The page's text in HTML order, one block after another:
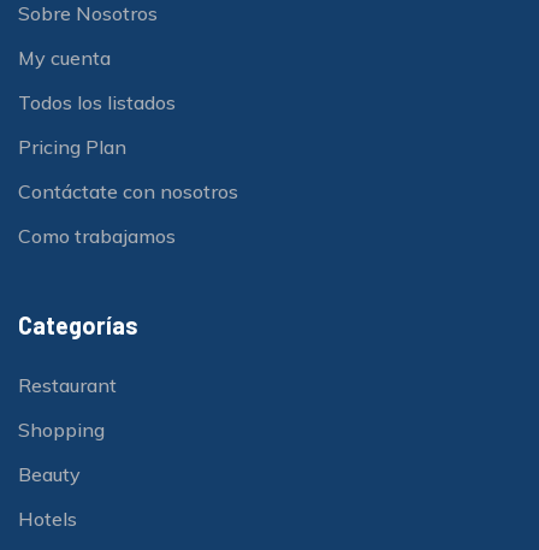
Sobre Nosotros
My cuenta
Todos los listados
Pricing Plan
Contáctate con nosotros
Como trabajamos
Categorías
Restaurant
Shopping
Beauty
Hotels